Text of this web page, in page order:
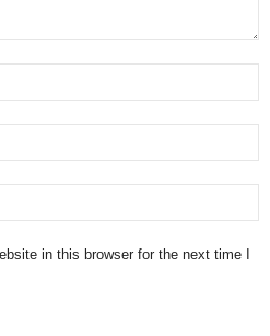
in this browser for the next time I